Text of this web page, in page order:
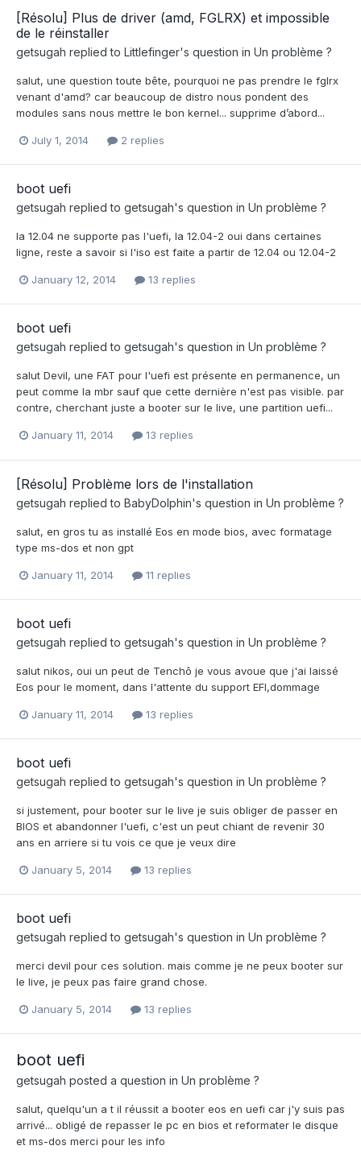
[Résolu] Plus de driver (amd, FGLRX) et impossible
de le réinstaller
getsugah replied to Littlefinger's question in Un problème ?
salut, une question toute bête, pourquoi ne pas prendre le fglrx
venant d'amd? car beaucoup de distro nous pondent des
modules sans nous mettre le bon kernel... supprime d’abord...
July 1, 2014 2 replies
boot uefi
getsugah replied to getsugah's question in Un problème ?
la 12.04 ne supporte pas l'uefi, la 12.04-2 oui dans certaines
ligne, reste a savoir si l'iso est faite a partir de 12.04 ou 12.04-2
January 12, 2014 13 replies
boot uefi
getsugah replied to getsugah's question in Un problème ?
salut Devil, une FAT pour l'uefi est présente en permanence, un
peut comme la mbr sauf que cette dernière n'est pas visible. par
contre, cherchant juste a booter sur le live, une partition uefi...
January 11, 2014 13 replies
[Résolu] Problème lors de l'installation
getsugah replied to BabyDolphin's question in Un problème ?
salut, en gros tu as installé Eos en mode bios, avec formatage
type ms-dos et non gpt
January 11, 2014 11 replies
boot uefi
getsugah replied to getsugah's question in Un problème ?
salut nikos, oui un peut de Tenchô je vous avoue que j'ai laissé
Eos pour le moment, dans l'attente du support EFI,dommage
January 11, 2014 13 replies
boot uefi
getsugah replied to getsugah's question in Un problème ?
si justement, pour booter sur le live je suis obliger de passer en
BIOS et abandonner l'uefi, c'est un peut chiant de revenir 30
ans en arriere si tu vois ce que je veux dire
January 5, 2014 13 replies
boot uefi
getsugah replied to getsugah's question in Un problème ?
merci devil pour ces solution. mais comme je ne peux booter sur
le live, je peux pas faire grand chose.
January 5, 2014 13 replies
boot uefi
getsugah posted a question in Un problème ?
salut, quelqu'un a t il réussit a booter eos en uefi car j'y suis pas
arrivé... obligé de repasser le pc en bios et reformater le disque
et ms-dos merci pour les info